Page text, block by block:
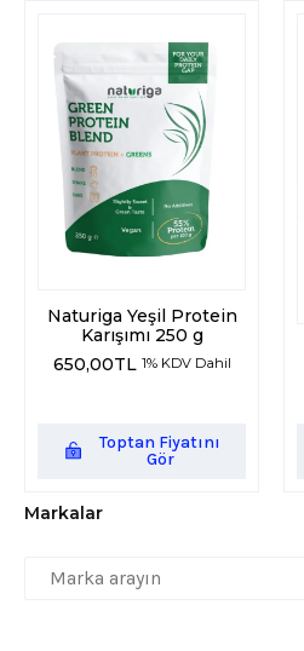
Markalar
Markalar
Markalar
Markalar
Naturiga Yeşil Protein
Karışımı 250 g
650,00TL 1% KDV Dahil
Toptan Fiyatını
Gör